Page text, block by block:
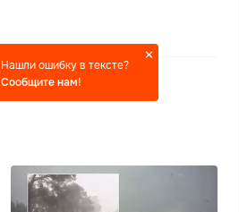
Нашли ошибку в тексте?
Сообщите нам!